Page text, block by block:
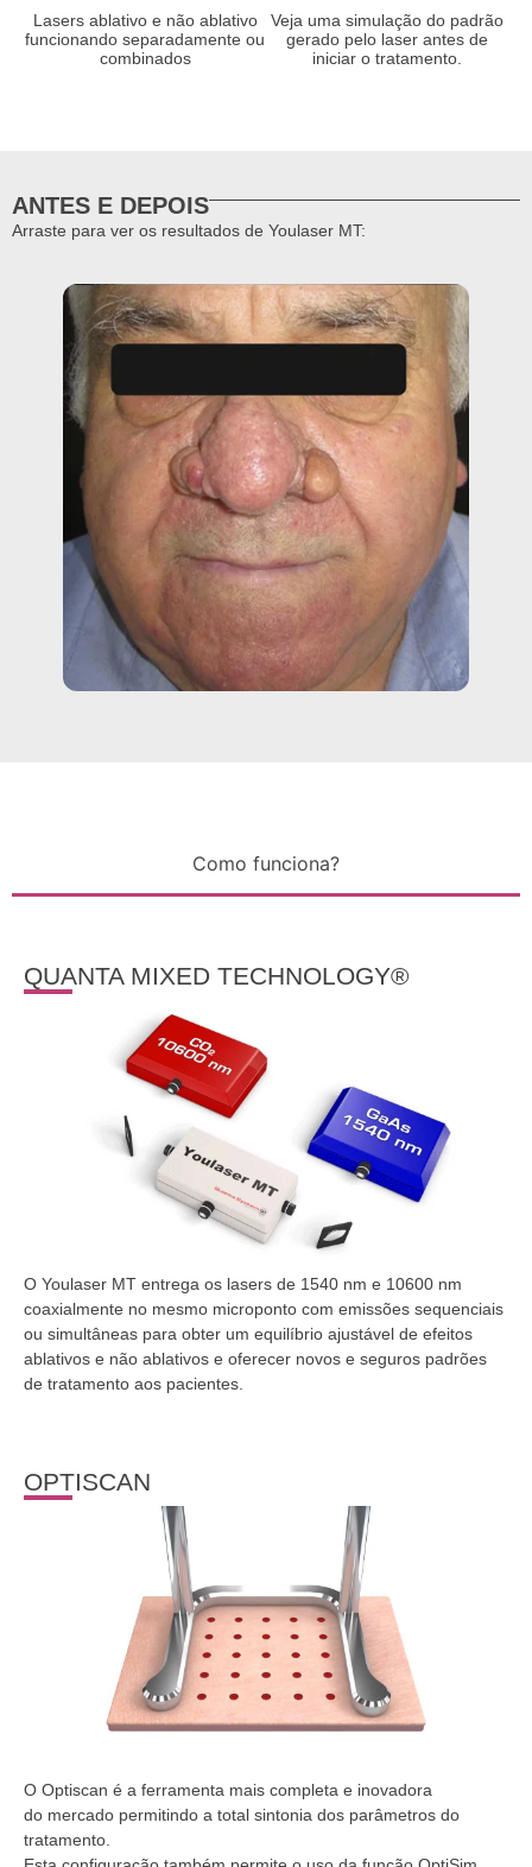
Lasers ablativo e não ablativo
funcionando separadamente ou
combinados
Veja uma simulação do padrão
gerado pelo laser antes de
iniciar o tratamento.
ANTES E DEPOIS
Arraste para ver os resultados de Youlaser MT:
Como funciona?
QUANTA MIXED TECHNOLOGY®
O Youlaser MT entrega os lasers de 1540 nm e 10600 nm
coaxialmente no mesmo microponto com emissões sequenciais
ou simultâneas para obter um equilíbrio ajustável de efeitos
ablativos e não ablativos e oferecer novos e seguros padrões
de tratamento aos pacientes.
OPTISCAN
O Optiscan é a ferramenta mais completa e inovadora
do mercado permitindo a total sintonia dos parâmetros do
tratamento.